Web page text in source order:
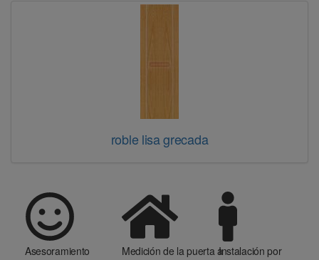
roble lisa grecada
Asesoramiento
Medición de la puerta aInstalación por